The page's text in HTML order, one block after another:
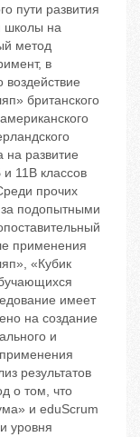
пути развития
школы на
метод
в
воздействие
британского
на развитие
11В классов
прочих
подопытными
применения
«Кубик
имеет
на создание
и
результатов
о том, что
и eduScrum
уровня